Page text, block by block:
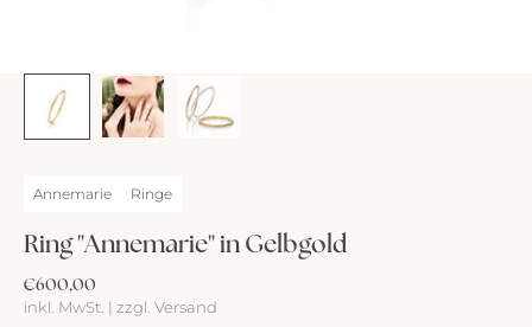
Annemarie Ringe
Ring "Annemarie" in Gelbgold
Angebot
€600,00
inkl. MwSt. | zzgl. Versand